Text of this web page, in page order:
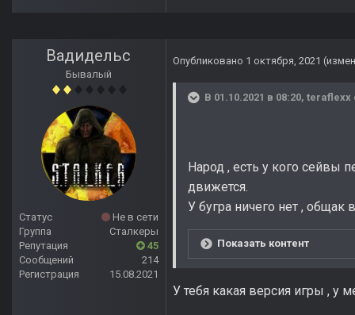
Вадидельс
Бывалый
Статус
Не в сети
Группа
Сталкеры
Репутация
45
Сообщений
214
Регистрация
15.08.2021
Опубликовано 1 октября, 2021
В 01.10.2021 в 08:20, teraflexx
Народ , есть у кого сейвы
движется.
У бугра ничего нет ,
Показать контент
У тебя какая версия игры , у